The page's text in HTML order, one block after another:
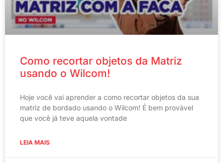
Como recortar objetos da Matriz
usando o Wilcom!
Hoje você vai aprender a como recortar objetos da sua
matriz de bordado usando o Wilcom! É bem provável
que você já teve aquela vontade
LEIA MAIS